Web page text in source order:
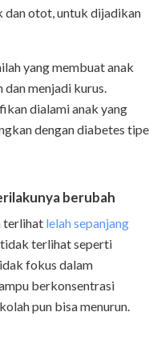
dan otot, untuk dijadikan
yang membuat anak
dan menjadi kurus.
dialami anak yang
dengan diabetes tipe
berubah
terlihat lelah sepanjang
tidak terlihat seperti
fokus dalam
berkonsentrasi
pun bisa menurun.